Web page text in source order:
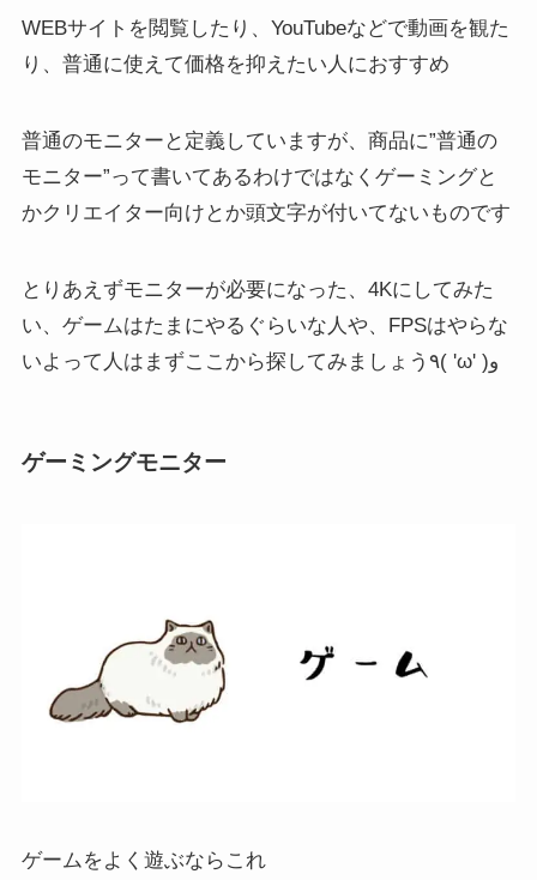
WEBサイトを閲覧したり、YouTubeなどで動画を観た
り、普通に使えて価格を抑えたい人におすすめ
普通のモニター と定義していますが、商品に”普通の
モニター”って書いてあるわけではなく ゲーミングと
かクリエイター向け とか頭文字が付いてないものです
とりあえずモニターが必要になった、4Kにしてみた
い、ゲームはたまにやるぐらいな人や、FPSはやらな
いよって人はまずここから探してみましょう٩( 'ω' )و
ゲーミングモニター
ゲームをよく遊ぶならこれ